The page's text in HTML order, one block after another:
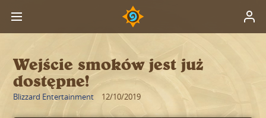
Wejście smoków jest już
dostępne!
Blizzard Entertainment 12/10/2019